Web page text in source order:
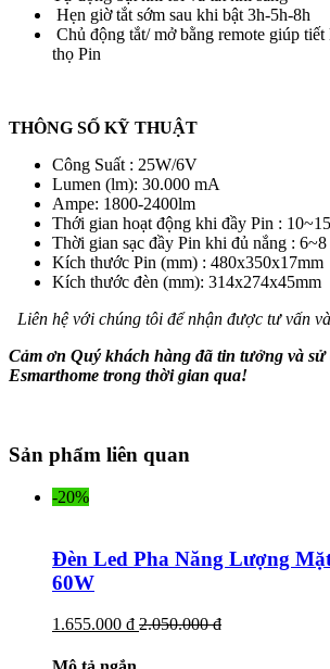
Hẹn giờ tắt sớm sau khi bật 3h-5h-8h
Chủ động tắt/ mở bằng remote giúp
thọ Pin
THÔNG SỐ KỸ THUẬT
Công Suất : 25W/6V
Lumen (lm): 30.000 mA
Ampe: 1800-2400lm
Thới gian hoạt động khi đầy Pin :
Thời gian sạc đầy Pin khi đủ nắng :
Kích thước Pin (mm) : 480x350x17mm
Kích thước đèn (mm): 314x274x45mm
Liên hệ với chúng tôi để nhận được tư vấn
Cảm ơn Quý khách hàng đã tin tưởng và sử
Esmarthome trong thời gian qua!
Sản phẩm liên quan
-20%
Đèn Led Pha Năng Lượng
60W
1.655.000 đ 2.050.000 đ